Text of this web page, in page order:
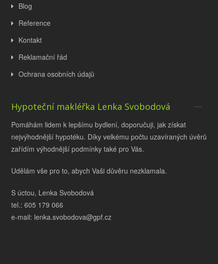
Blog
Reference
Kontakt
Reklamační řád
Ochrana osobních údajů
Hypoteční makléřka Lenka Svobodová
Pomáhám lidem k lepšímu bydlení, doporučuji, jak získat
nejvýhodnější hypotéku. Díky velkému počtu uzavíraných úvěrů
zařídím výhodnější podmínky také pro Vás.
Udělám vše pro to, abych Vaši důvěru nezklamala.
S úctou, Lenka Svobodová
tel.: 605 179 066
e-mail: lenka.svobodova@gpf.cz